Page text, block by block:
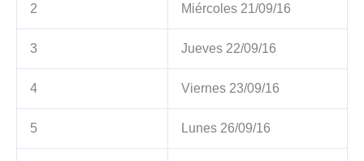
2 Miércoles 21/09/16
3 Jueves 22/09/16
4 Viernes 23/09/16
5 Lunes 26/09/16